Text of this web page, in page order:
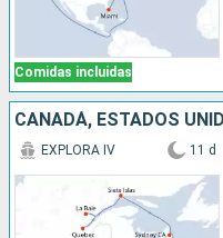
Comidas incluidas
CANADÁ, ESTADOS
EXPLORA IV 11 d